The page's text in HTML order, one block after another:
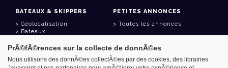
BATEAUX & SKIPPERS
Géolocalisation
Bateaux
PETITES ANNONCES
Toutes les annonces
LIENS UTILES
PrÃ©fÃ©rences sur la collecte de donnÃ©es
Nous utilisons des donnÃ©es collectÃ©es par des cookies, des librairies